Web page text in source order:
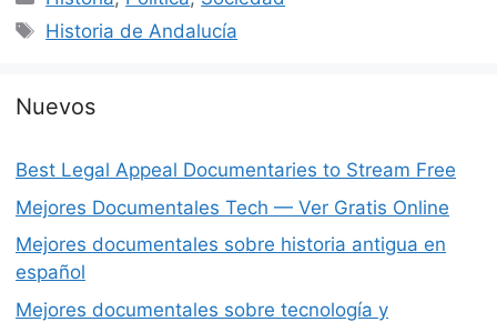
Etiquetas
Historia de Andalucía
Nuevos
Best Legal Appeal Documentaries to Stream Free
Mejores Documentales Tech — Ver Gratis Online
Mejores documentales sobre historia antigua en
español
Mejores documentales sobre tecnología y